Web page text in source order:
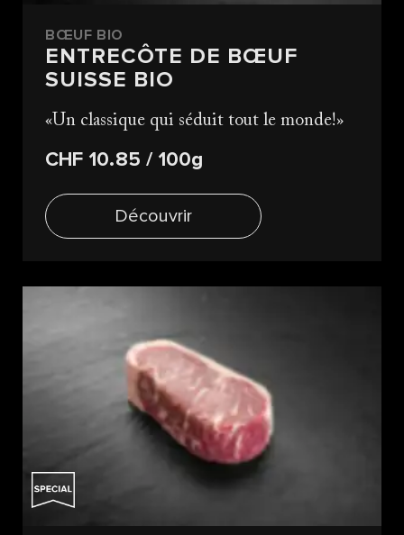
BŒUF BIO
ENTRECÔTE DE BŒUF
SUISSE BIO
Un classique qui séduit tout le monde!
CHF 10.85/ 100g
Découvrir